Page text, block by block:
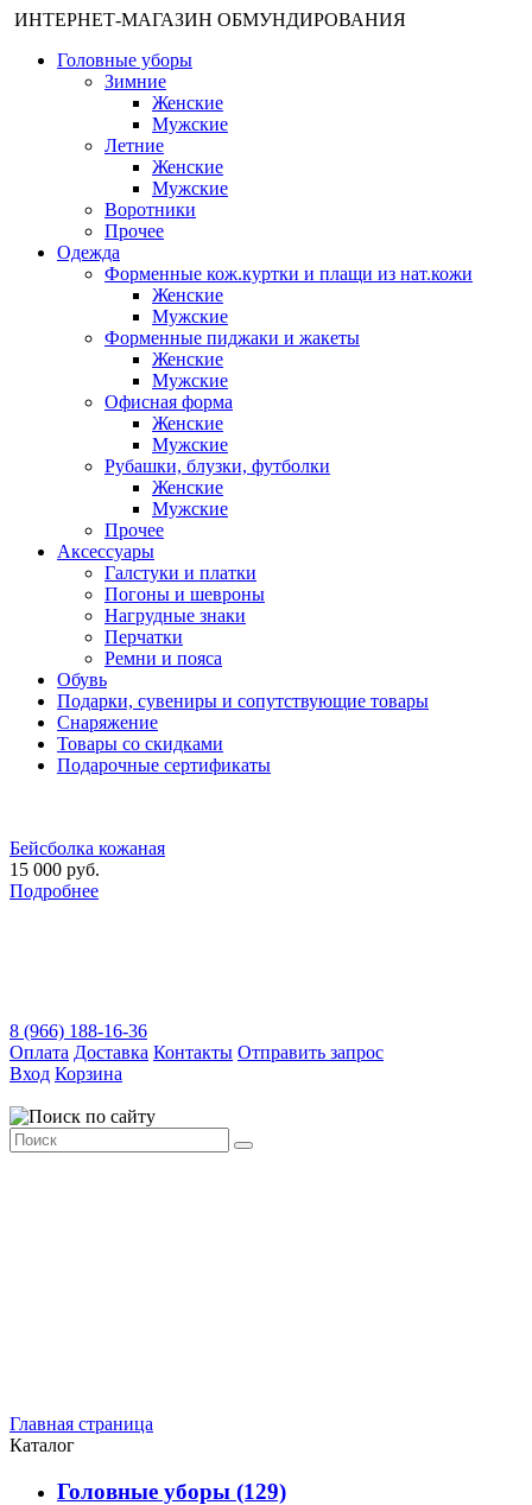
ИНТЕРНЕТ-МАГАЗИН ОБМУНДИРОВАНИЯ
Головные уборы
Зимние
Женские
Мужские
Летние
Женские
Мужские
Воротники
Прочее
Одежда
Форменные кож.куртки и плащи из нат.кожи
Женские
Мужские
Форменные пиджаки и жакеты
Женские
Мужские
Офисная форма
Женские
Мужские
Рубашки, блузки, футболки
Женские
Мужские
Прочее
Аксессуары
Галстуки и платки
Погоны и шевроны
Нагрудные знаки
Перчатки
Ремни и пояса
Обувь
Подарки, сувениры и сопутствующие товары
Снаряжение
Товары со скидками
Подарочные сертификаты
Бейсболка кожаная
15 000 руб.
Подробнее
8 (966) 188-16-36
Оплата Доставка Контакты Отправить запрос
Вход Корзина
Главная страница
Каталог
Головные уборы (129)